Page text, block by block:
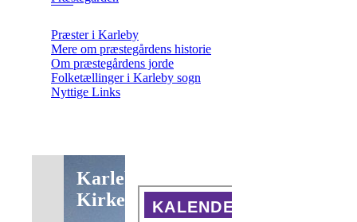
Præster i Karleby
Mere om præstegårdens historie
Om præstegårdens jorde
Folketællinger i Karleby sogn
Nyttige Links
Karleby
Kirke